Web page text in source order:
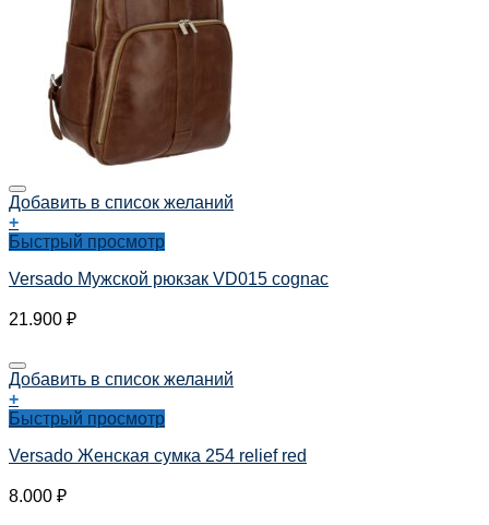
Добавить в список желаний
+
Быстрый просмотр
Versado Мужской рюкзак VD015 cognac
21.900 ₽
Добавить в список желаний
+
Быстрый просмотр
Versado Женская сумка 254 relief red
8.000 ₽